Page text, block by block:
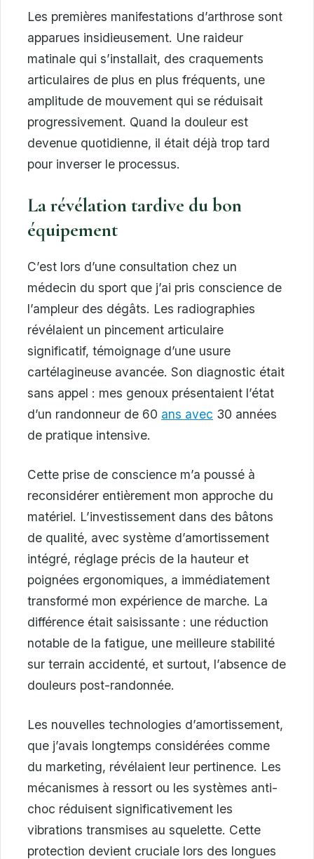
Les premières manifestations d’arthrose sont
apparues insidieusement. Une raideur
matinale qui s’installait, des craquements
articulaires de plus en plus fréquents, une
amplitude de mouvement qui se réduisait
progressivement. Quand la douleur est
devenue quotidienne, il était déjà trop tard
pour inverser le processus.
La révélation tardive du bon
équipement
C’est lors d’une consultation chez un
médecin du sport que j’ai pris conscience de
l’ampleur des dégâts. Les radiographies
révélaient un pincement articulaire
significatif, témoignage d’une usure
cartélagineuse avancée. Son diagnostic était
sans appel : mes genoux présentaient l’état
d’un randonneur de 60 ans avec 30 années
de pratique intensive.
Cette prise de conscience m’a poussé à
reconsidérer entièrement mon approche du
matériel. L’investissement dans des bâtons
de qualité, avec système d’amortissement
intégré, réglage précis de la hauteur et
poignées ergonomiques, a immédiatement
transformé mon expérience de marche. La
différence était saisissante : une réduction
notable de la fatigue, une meilleure stabilité
sur terrain accidenté, et surtout, l’absence de
douleurs post-randonnée.
Les nouvelles technologies d’amortissement,
que j’avais longtemps considérées comme
du marketing, révélaient leur pertinence. Les
mécanismes à ressort ou les systèmes anti-
choc réduisent significativement les
vibrations transmises au squelette. Cette
protection devient cruciale lors des longues